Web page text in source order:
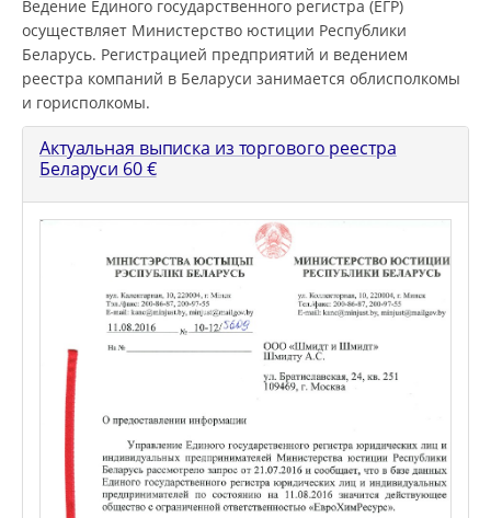
Ведение Единого государственного регистра (ЕГР)
осуществляет Министерство юстиции Республики
Беларусь. Регистрацией предприятий и ведением
реестра компаний в Беларуси занимается облисполкомы
и горисполкомы.
Актуальная выписка из торгового реестра
Беларуси 60€